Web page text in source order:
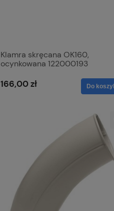
Klamra skręcana OK160,
ocynkowana 122000193
166,00 zł Do